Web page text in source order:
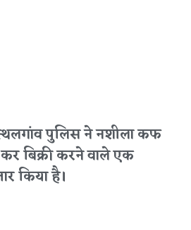
पुलिस ने नशीला कफ
बिक्री करने वाले एक
किया है।